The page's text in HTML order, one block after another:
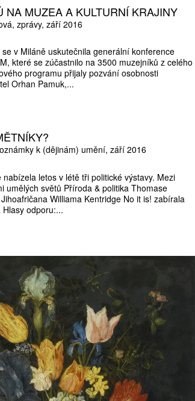
NA MUZEA A KULTURNÍ KRAJINY
zprávy září 2016
v Miláně uskutečnila generální konference
které se zúčastnilo na 3500 muzejníků z celého
programu přijaly pozvání osobnosti
Orhan Pamuk,...
k (dějinám) umění září 2016
letos v létě tři politické výstavy. Mezi
umělých světů Příroda & politika Thomase
Williama Kentridge No it is! zabírala
odporu:...